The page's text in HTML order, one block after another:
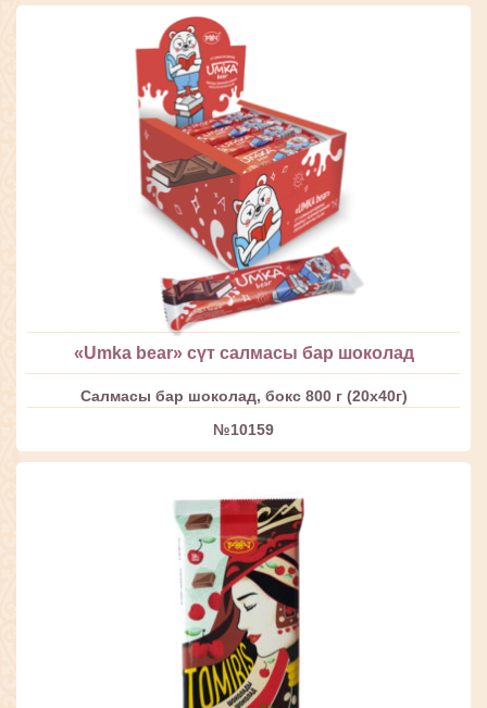
«Umka bear» сүт салмасы бар шоколад
Салмасы бар шоколад, бокс 800 г (20х40г)
№10159